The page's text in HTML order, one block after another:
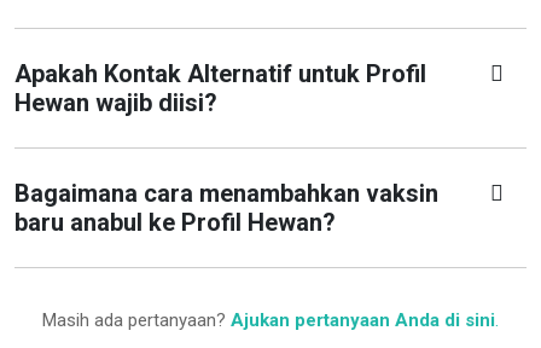
Apakah Kontak Alternatif untuk Profil
Hewan wajib diisi?
Bagaimana cara menambahkan vaksin
baru anabul ke Profil Hewan?
Masih ada pertanyaan? Ajukan pertanyaan Anda di sini.